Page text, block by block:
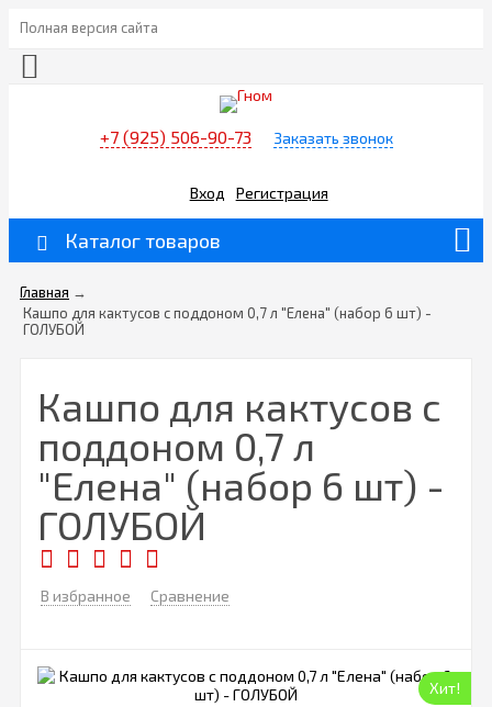
Полная версия сайта
+7 (925) 506-90-73 Заказать звонок
Вход Регистрация
Каталог товаров
Главная →
Кашпо для кактусов с поддоном 0,7 л "Елена" (набор 6 шт) -
ГОЛУБОЙ
Кашпо для кактусов с
поддоном 0,7 л
"Елена" (набор 6 шт) -
ГОЛУБОЙ
В избранное Сравнение
Хит!